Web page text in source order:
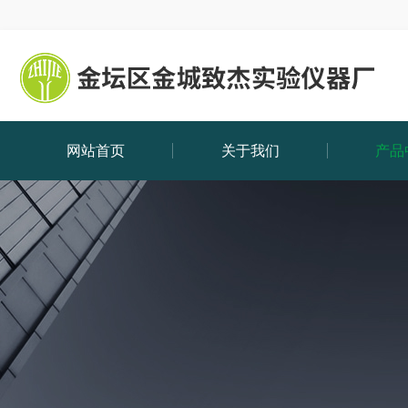
网站首页 关于我们 产品